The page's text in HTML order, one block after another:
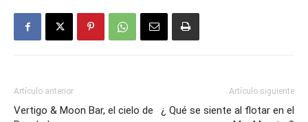
Artículo anterior
Vertigo & Moon Bar, el cielo de
Artículo siguiente
¿ Qué se siente al flotar en el